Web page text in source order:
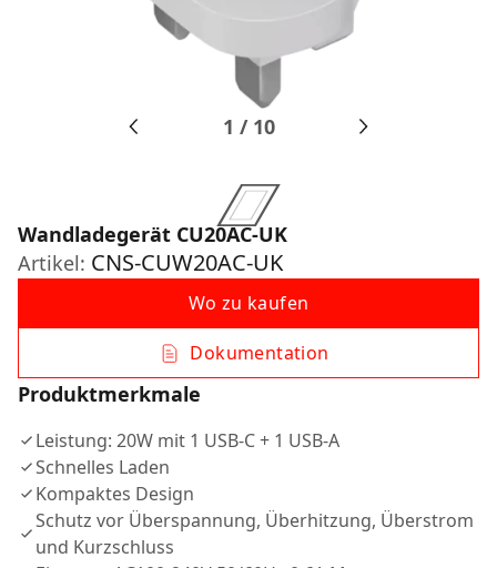
1 / 10
Wandladegerät CU20AC-UK
Artikel: CNS-CUW20AC-UK
Wo zu kaufen
Dokumentation
Produktmerkmale
Leistung: 20W mit 1 USB-C + 1 USB-A
Schnelles Laden
Kompaktes Design
Schutz vor Überspannung, Überhitzung, Überstrom
und Kurzschluss